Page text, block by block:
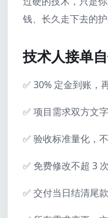
钱、长久走下去的护
技术人接单
✅ 30% 定金到账，
✅ 项目需求双方文
✅ 验收标准量化，
✅ 免费修改不超 3
✅ 交付当日结清尾